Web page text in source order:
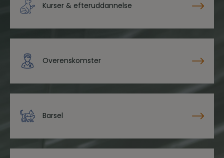
Kurser & efteruddannelse
Overenskomster
Barsel